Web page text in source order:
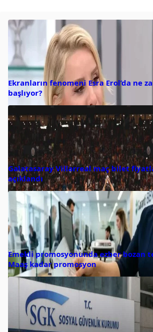
Ekranların fenomeni Esra Erol’da ne
başlıyor?
Galatasaray Villarreal maç bilet
açıklandı
Emekli promosyonunda ezber bozan
Maaş kadar promosyon